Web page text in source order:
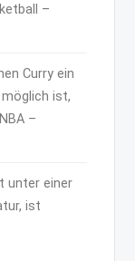
–
Curry ein
möglich ist,
–
unter einer
ist